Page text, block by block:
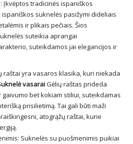
Įkvėptos tradicinės ispaniškos
suknelės pasižymi dideliais
ir plikais pečiais. Šios
suteikia aprangai
suteikdamos jai elegancijos ir
raštai yra vasaros klasika, kuri niekada
vasaraiGėlių raštas prideda
bet kokiam stiliui, suteikdamas
prisilietimą. Tai gali būti maži
atogrąžų raštai, kurie
Suknelės su puošmenimis puikiai